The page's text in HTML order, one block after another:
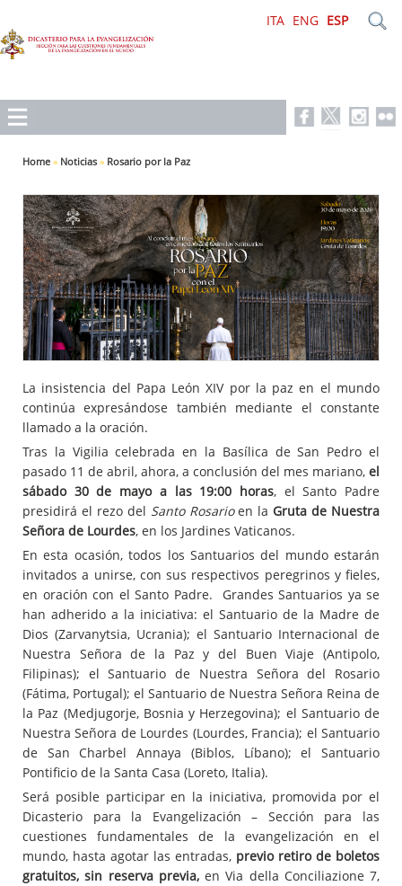
ITA ENG ESP
Home » Noticias » Rosario por la Paz
La insistencia del Papa León XIV por la paz en el mundo
continúa expresándose también mediante el constante
llamado a la oración.
Tras la Vigilia celebrada en la Basílica de San Pedro el
pasado 11 de abril, ahora, a conclusión del mes mariano, el
sábado 30 de mayo a las 19:00 horas, el Santo Padre
presidirá el rezo del Santo Rosarioen la Gruta de Nuestra
Señora de Lourdes, en los Jardines Vaticanos.
En esta ocasión, todos los Santuarios del mundo estarán
invitados a unirse, con sus respectivos peregrinos y fieles,
en oración con el Santo Padre. Grandes Santuarios ya se
han adherido a la iniciativa: el Santuario de la Madre de
Dios (Zarvanytsia, Ucrania); el Santuario Internacional de
Nuestra Señora de la Paz y del Buen Viaje (Antipolo,
Filipinas); el Santuario de Nuestra Señora del Rosario
(Fátima, Portugal); el Santuario de Nuestra Señora Reina de
la Paz (Medjugorje, Bosnia y Herzegovina); el Santuario de
Nuestra Señora de Lourdes (Lourdes, Francia); el Santuario
de San Charbel Annaya (Biblos, Líbano); el Santuario
Pontificio de la Santa Casa (Loreto, Italia).
Será posible participar en la iniciativa, promovida por el
Dicasterio para la Evangelización – Sección para las
cuestiones fundamentales de la evangelización en el
mundo, hasta agotar las entradas, previo retiro de boletos
gratuitos, sin reserva previa,en Via della Conciliazione 7,